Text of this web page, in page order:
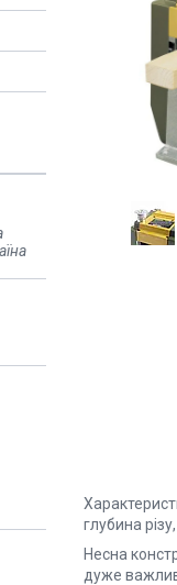
глубина
Несна
дуже